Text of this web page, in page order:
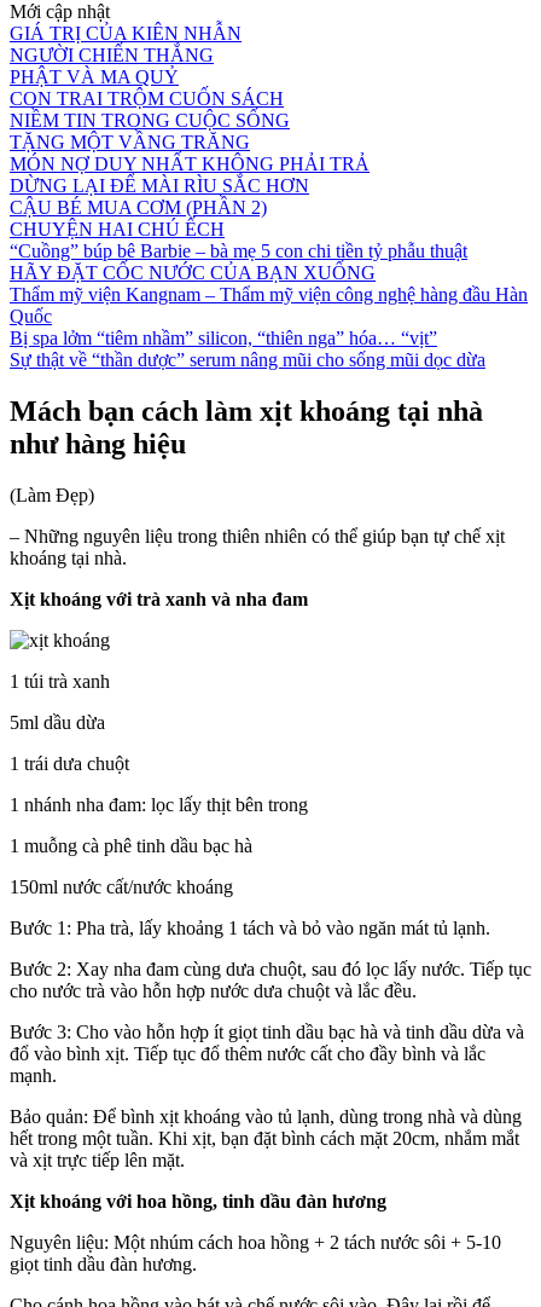
Mới cập nhật
GIÁ TRỊ CỦA KIÊN NHẪN
NGƯỜI CHIẾN THẮNG
PHẬT VÀ MA QUỶ
CON TRAI TRỘM CUỐN SÁCH
NIỀM TIN TRONG CUỘC SỐNG
TẶNG MỘT VẦNG TRĂNG
MÓN NỢ DUY NHẤT KHÔNG PHẢI TRẢ
DỪNG LẠI ĐỂ MÀI RÌU SẮC HƠN
CẬU BÉ MUA CƠM (PHẦN 2)
CHUYỆN HAI CHÚ ẾCH
“Cuồng” búp bê Barbie – bà mẹ 5 con chi tiền tỷ phẫu thuật
HÃY ĐẶT CỐC NƯỚC CỦA BẠN XUỐNG
Thẩm mỹ viện Kangnam – Thẩm mỹ viện công nghệ hàng đầu Hàn
Quốc
Bị spa lởm “tiêm nhầm” silicon, “thiên nga” hóa… “vịt”
Sự thật về “thần dược” serum nâng mũi cho sống mũi dọc dừa
Mách bạn cách làm xịt khoáng tại nhà
như hàng hiệu
(Làm Đẹp)
– Những nguyên liệu trong thiên nhiên có thể giúp bạn tự chế xịt
khoáng tại nhà.
Xịt khoáng với trà xanh và nha đam
1 túi trà xanh
5ml dầu dừa
1 trái dưa chuột
1 nhánh nha đam: lọc lấy thịt bên trong
1 muỗng cà phê tinh dầu bạc hà
150ml nước cất/nước khoáng
Bước 1: Pha trà, lấy khoảng 1 tách và bỏ vào ngăn mát tủ lạnh.
Bước 2: Xay nha đam cùng dưa chuột, sau đó lọc lấy nước. Tiếp tục
cho nước trà vào hỗn hợp nước dưa chuột và lắc đều.
Bước 3: Cho vào hỗn hợp ít giọt tinh dầu bạc hà và tinh dầu dừa và
đổ vào bình xịt. Tiếp tục đổ thêm nước cất cho đầy bình và lắc
mạnh.
Bảo quản: Để bình xịt khoáng vào tủ lạnh, dùng trong nhà và dùng
hết trong một tuần. Khi xịt, bạn đặt bình cách mặt 20cm, nhắm mắt
và xịt trực tiếp lên mặt.
Xịt khoáng với hoa hồng, tinh dầu đàn hương
Nguyên liệu: Một nhúm cách hoa hồng + 2 tách nước sôi + 5-10
giọt tinh dầu đàn hương.